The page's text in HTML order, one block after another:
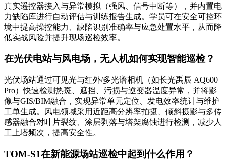
真实遥控器接入与异常模拟（强风、信号中断等），并内置电
力缺陷库进行自动评估与训练报告生成。学员可在安全可控环
境中提高操控能力、缺陷识别准确率与应急处置水平，从而降
低实战风险并提升现场巡检效率。
在光伏电站与风电场，无人机如何实现智能巡检？
光伏场站通过可见光与红外/多光谱相机（如长光禹辰 AQ600
Pro）快速检测热斑、遮挡、污损与逆变器温度异常，并将影
像与GIS/BIM融合，实现异常单元定位、发电效率统计与维护
工单生成。风电领域采用近距高分辨率拍摄、倾斜摄影与多传
感器融合对叶片裂纹、涂层剥落与塔架腐蚀进行检测，减少人
工上塔频次，提高安全性。
TOM-S1在新能源场站巡检中起到什么作用？